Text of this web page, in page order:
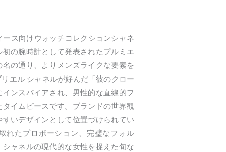
ス向けウォッチコレクションシャネ
の腕時計として発表されたプルミエ
の通り、よりメンズライクな要素を
エル シャネルが好んだ「彼のクロー
ンスパイアされ、男性的な直線的フ
イムピースです。ブランドの世界観
いデザインとして位置づけられてい
れたプロポーション、完璧なフォル
ャネルの現代的な女性を捉えた旬な